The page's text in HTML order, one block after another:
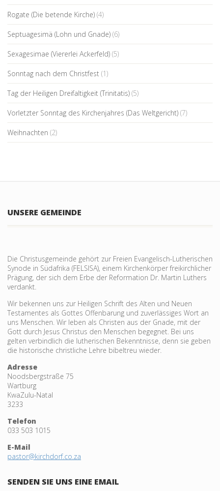
Rogate (Die betende Kirche) (4)
Septuagesimä (Lohn und Gnade) (6)
Sexagesimae (Viererlei Ackerfeld) (5)
Sonntag nach dem Christfest (1)
Tag der Heiligen Dreifaltigkeit (Trinitatis) (5)
Vorletzter Sonntag des Kirchenjahres (Das Weltgericht) (7)
Weihnachten (2)
UNSERE GEMEINDE
Die Christusgemeinde gehört zur Freien Evangelisch-Lutherischen
Synode in Südafrika (FELSISA), einem Kirchenkörper freikirchlicher
Prägung, der sich dem Erbe der Reformation Dr. Martin Luthers
verdankt.
Wir bekennen uns zur Heiligen Schrift des Alten und Neuen
Testamentes als Gottes Offenbarung und zu­verlässiges Wort an
uns Menschen. Wir leben als Christen aus der Gnade, mit der
Gott durch Jesus Christus den Menschen begegnet. Bei uns
gelten verbind­lich die lutheri­schen Bekennt­nisse, denn sie geben
die historische christliche Lehre bibeltreu wieder.
Adresse
Noodsbergstraße 75
Wartburg
KwaZulu-Natal
3233
Telefon
033 503 1015
E-Mail
pastor@kirchdorf.co.za
SENDEN SIE UNS EINE EMAIL